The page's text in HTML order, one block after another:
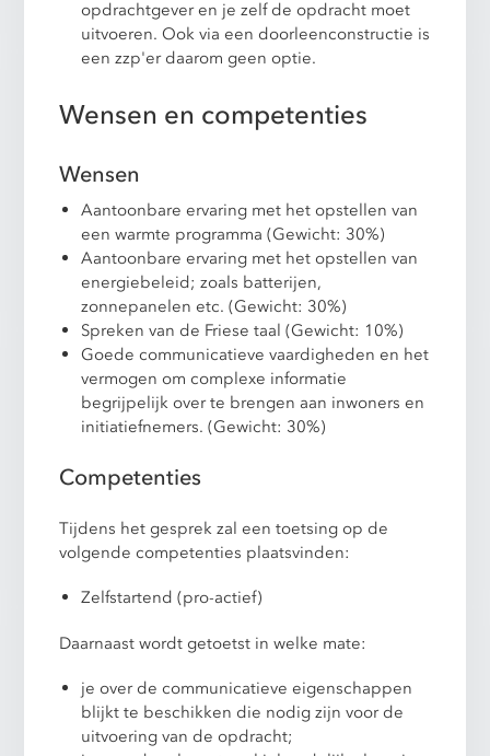
opdrachtgever en je zelf de opdracht moet
uitvoeren. Ook via een doorleenconstructie is
een zzp'er daarom geen optie.
Wensen en competenties
Wensen
Aantoonbare ervaring met het opstellen van
een warmte programma (Gewicht: 30%)
Aantoonbare ervaring met het opstellen van
energiebeleid; zoals batterijen,
zonnepanelen etc. (Gewicht: 30%)
Spreken van de Friese taal (Gewicht: 10%)
Goede communicatieve vaardigheden en het
vermogen om complexe informatie
begrijpelijk over te brengen aan inwoners en
initiatiefnemers. (Gewicht: 30%)
Competenties
Tijdens het gesprek zal een toetsing op de
volgende competenties plaatsvinden:
Zelfstartend (pro-actief)
Daarnaast wordt getoetst in welke mate:
je over de communicatieve eigenschappen
blijkt te beschikken die nodig zijn voor de
uitvoering van de opdracht;